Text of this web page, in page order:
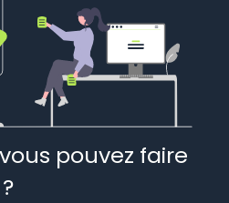
pouvez faire